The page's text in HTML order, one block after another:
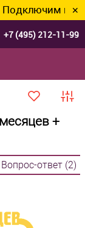
и ✕
+7 (495) 212-11-99
+
Вопрос-ответ (2)